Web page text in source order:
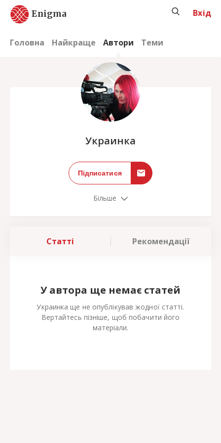
Enigma
Головна Найкраще Автори Теми
Вхід
Украинка
Підписатися
Більше
Статті Рекомендації
У автора ще немає статей
Украинка ще не опублікував жодної статті.
Вертайтесь пізніше, щоб побачити його
матеріали.